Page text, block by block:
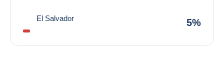
El Salvador 5%